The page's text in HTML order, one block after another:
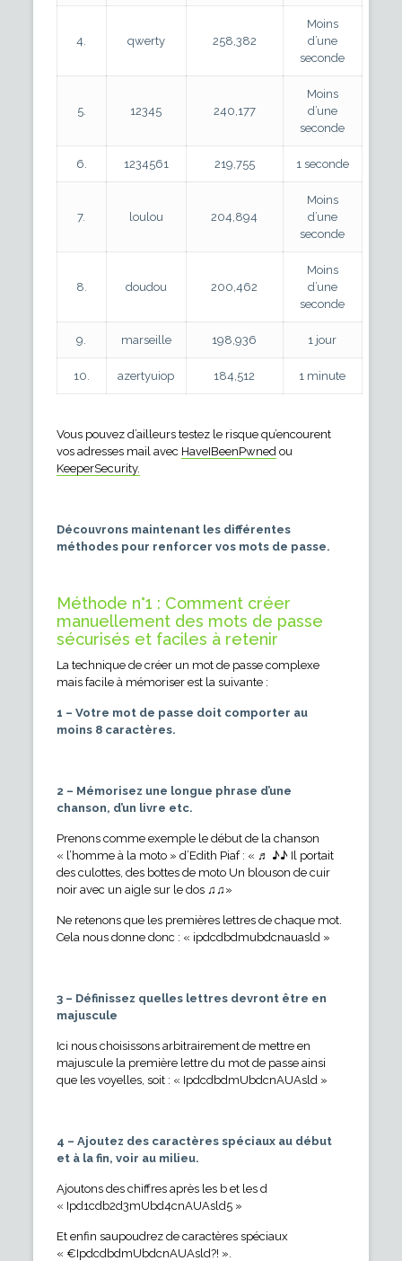
4. qwerty 258,382
Moins
d’une
seconde
5. 12345 240,177
Moins
d’une
seconde
6. 1234561 219,755 1 seconde
7. loulou 204,894
Moins
d’une
seconde
8. doudou 200,462
Moins
d’une
seconde
9. marseille 198,936 1 jour
10. azertyuiop 184,512 1 minute
Vous pouvez d’ailleurs testez le risque qu’encourent
vos adresses mail avec HaveIBeenPwned ou
KeeperSecurity.
Découvrons maintenant les différentes
méthodes pour renforcer vos mots de passe.
Méthode n°1 : Comment créer
manuellement des mots de passe
sécurisés et faciles à retenir
La technique de créer un mot de passe complexe
mais facile à mémoriser est la suivante :
1 – Votre mot de passe doit comporter au
moins 8 caractères.
2 – Mémorisez une longue phrase d’une
chanson, d’un livre etc.
Prenons comme exemple le début de la chanson
« l’homme à la moto » d’Edith Piaf : « ♬ ♪♪ Il portait
des culottes, des bottes de moto Un blouson de cuir
noir avec un aigle sur le dos ♫♫»
Ne retenons que les premières lettres de chaque mot.
Cela nous donne donc : « ipdcdbdmubdcnauasld »
3 – Définissez quelles lettres devront être en
majuscule
Ici nous choisissons arbitrairement de mettre en
majuscule la première lettre du mot de passe ainsi
que les voyelles, soit : « IpdcdbdmUbdcnAUAsld »
4 – Ajoutez des caractères spéciaux au début
et à la fin, voir au milieu.
Ajoutons des chiffres après les b et les d
« Ipd1cdb2d3mUbd4cnAUAsld5 »
Et enfin saupoudrez de caractères spéciaux
« €IpdcdbdmUbdcnAUAsld?! ».